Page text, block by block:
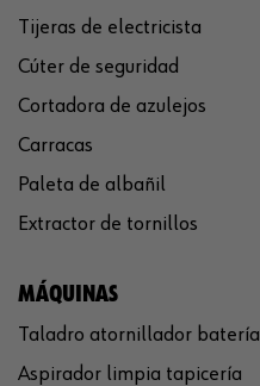
Tijeras de electricista
Cúter de seguridad
Cortadora de azulejos
Carracas
Paleta de albañil
Extractor de tornillos
MÁQUINAS
Taladro atornillador batería
Aspirador limpia tapicería